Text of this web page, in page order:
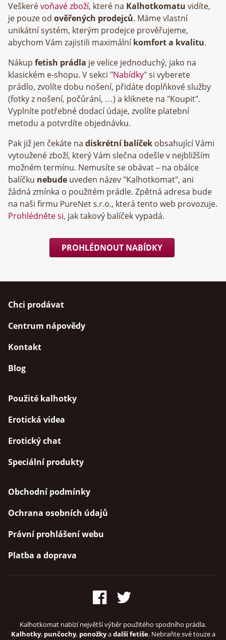
Veškerévoňavé zboží, které na Kalhotkomatu vidíte,
je pouze od ověřených prodejců. Máme vlastní
unikátní systém, kterým prodejce prověřujeme,
abychom Vám zajistili maximálníkomfort a kvalitu.
Nákup fetish prádla je velice jednoduchý, jako na
klasickém e-shopu. V sekci "Nabídky" si vyberete
prádlo, zvolíte dobu nošení, přidáte doplňkové služby
(fotky z nošení, počůrání, …) a kliknete na "Koupit".
Vyplníte potřebné dodací údaje, zvolíte platební
metodu a potvrdíte objednávku.
Pak již jen čekáte na diskrétní balíček obsahující Vámi
vytoužené zboží, který Vám slečna odešle v nejbližším
možném termínu. Nemusíte se obávat – na obálce
balíčku nebude uveden název "Kalhotkomat", ani
žádná zmínka o použitém prádle. Zpětná adresa bude
na naši firmu
, která tento web provozuje.
Prohlédněte si, jak takový balíček vypadá.
PROHLÉDNOUT NABÍDKY
Chci prodávat
Centrum nápovědy
Kontakt
Blog
Použité kalhotky
Erotická videa
Erotický chat
Speciální produkty
Obchodní podmínky
Ochrana osobních údajů
Právní prohlášení webu
Platba a doprava
Kalhotkomat nabízí největší výběr použitého spodního prádla.
Kalhotky, punčochy, ponožkyadalší fetiše. Nebraňte své touze a